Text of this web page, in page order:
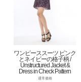
ワンピーススーツ ピンク
とネイビーの格子柄 /
Unstructured Jacket &
Dress in Check Pattern
通常価格